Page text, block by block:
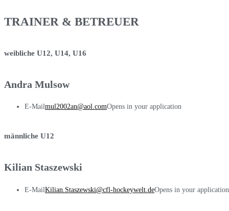
TRAINER & BETREUER
weibliche U12, U14, U16
Andra Mulsow
E-Mailmul2002an@aol.comOpens in your application
männliche U12
Kilian Staszewski
E-MailKilian.Staszewski@cfl-hockeywelt.deOpens in your application